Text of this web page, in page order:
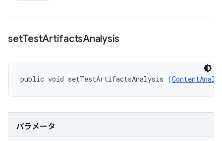
setTestArtifactsAnalysis
public void setTestArtifactsAnalysis (
パラメータ